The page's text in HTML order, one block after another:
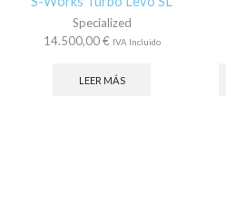
Specialized
14.500,00€ IVA Incluido
LEER MÁS